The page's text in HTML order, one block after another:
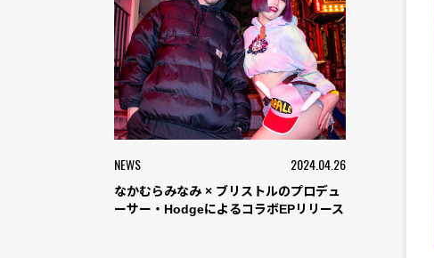
NEWS 2024.04.26
なかむらみなみ × ブリストルのプロデュ
ーサー・HodgeによるコラボEPリリース